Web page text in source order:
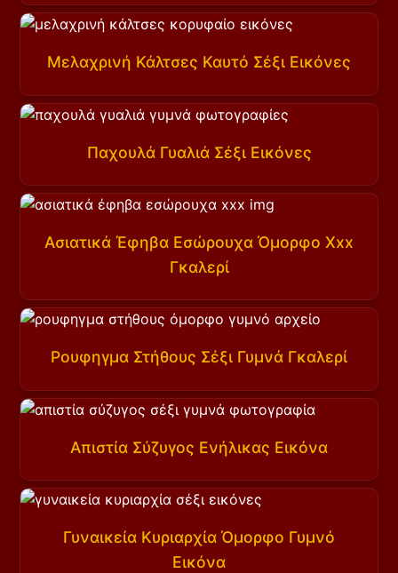
Μελαχρινή Κάλτσες Καυτό Σέξι Εικόνες
Παχουλά Γυαλιά Σέξι Εικόνες
Ασιατικά Έφηβα Εσώρουχα Όμορφο Xxx
Γκαλερί
Ρουφηγμα Στήθους Σέξι Γυμνά Γκαλερί
Απιστία Σύζυγος Ενήλικας Εικόνα
Γυναικεία Κυριαρχία Όμορφο Γυμνό
Εικόνα